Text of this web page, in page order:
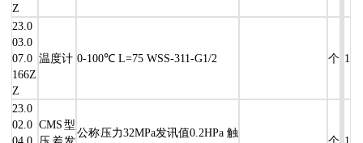
Z
23.0
03.0
07.0
166Z
Z
温度计 0-100℃ L=75 WSS-311-G1/2 个 1
23.0
02.0 CMS型
公称压力32MPa发讯值0.2HPa 触